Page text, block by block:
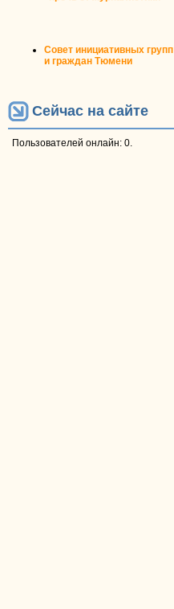
Совет инициативных групп
и граждан Тюмени
Сейчас на сайте
Пользователей онлайн: 0.